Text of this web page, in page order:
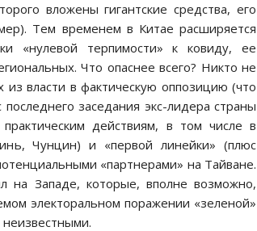
вложены гигантские средства, его
Тем временем в Китае расширяется
«нулевой терпимости» к ковиду, ее
Что опаснее всего? Никто не
власти в фактическую оппозицию (что
заседания экс-лидера страны
действиям, в том числе в
Чунцин) и «первой линейки» (плюс
«партнерами» на Тайване.
на Западе, которые, вполне возможно,
электоральном поражении «зеленой»